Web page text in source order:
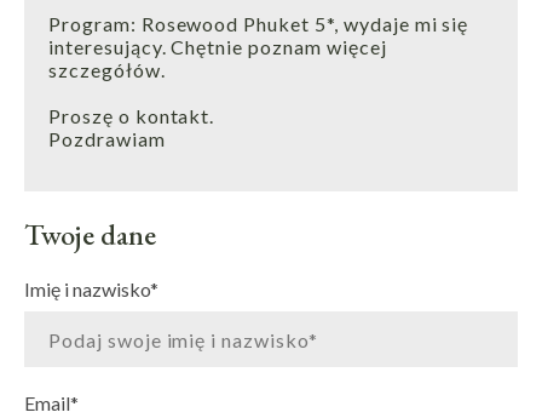
Twoje dane
Imię i nazwisko*
Email*